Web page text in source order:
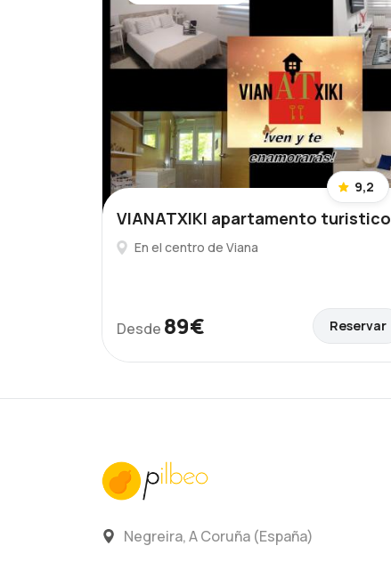
9,2
VIANATXIKI apartamento turistico
En el centro de Viana
Desde 89€ Reservar
Negreira, A Coruña (España)